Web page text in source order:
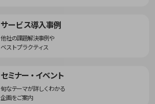
サービス導入事例
他社の課題解決事例や
ベストプラクティス
セミナー・イベント
旬なテーマが詳しくわかる
企画をご案内